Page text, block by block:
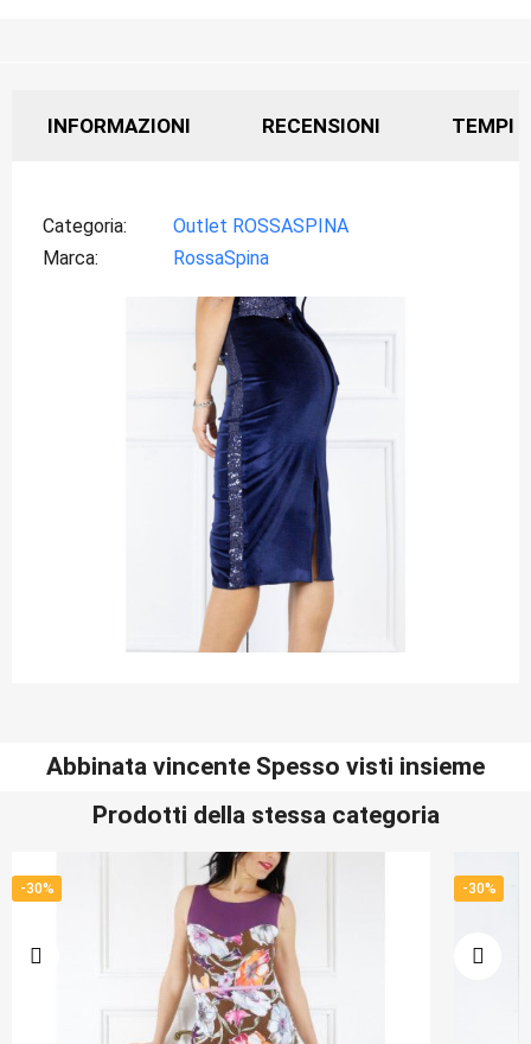
INFORMAZIONI RECENSIONI TEMPI
Categoria
Outlet ROSSASPINA
Marca
RossaSpina
Abbinata vincente Spesso visti insieme
Prodotti della stessa categoria
-30% -30%